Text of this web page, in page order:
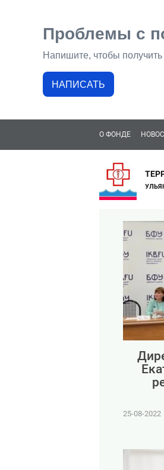
Проблемы с
Напишите, чтобы
НАПИСАТЬ
О ФОНДЕ
25-08-2022